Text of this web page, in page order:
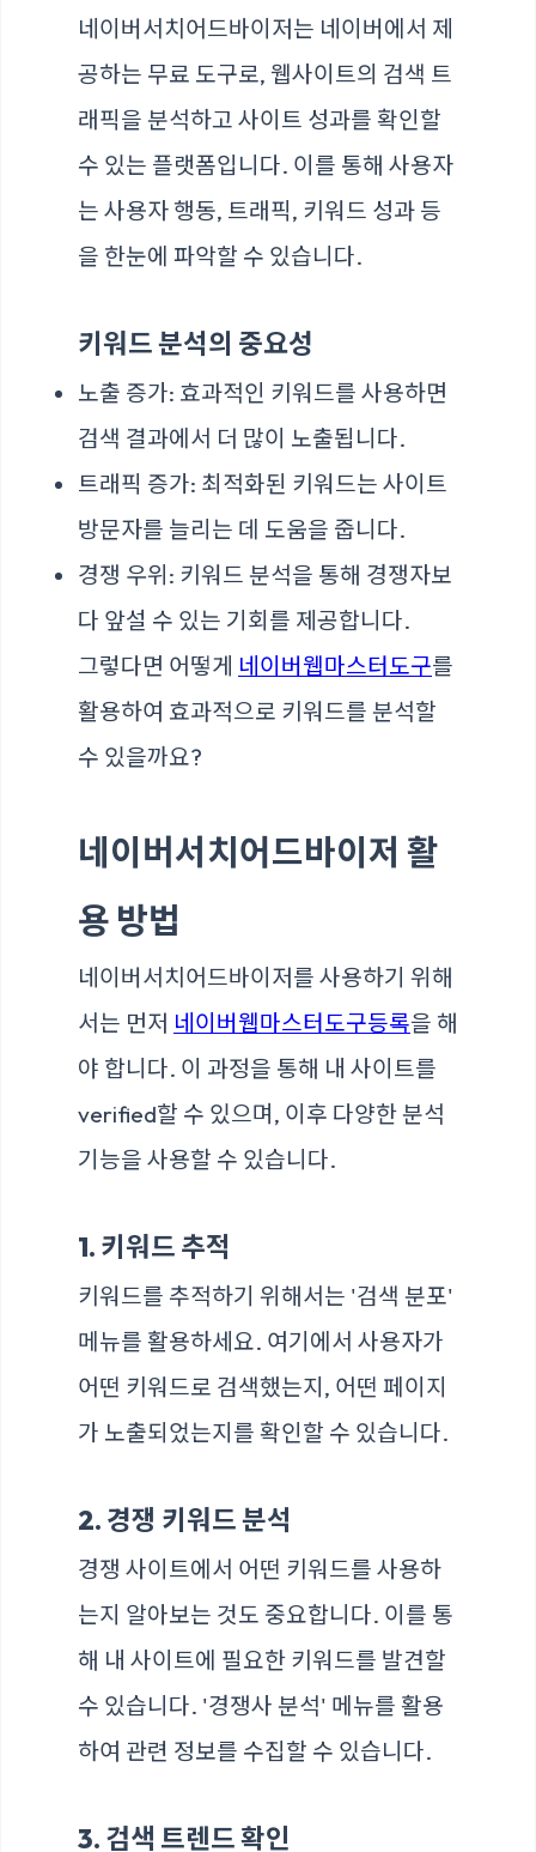
네이버서치어드바이저는 네이버에서 제
공하는 무료 도구로, 웹사이트의 검색 트
래픽을 분석하고 사이트 성과를 확인할
수 있는 플랫폼입니다. 이를 통해 사용자
는 사용자 행동, 트래픽, 키워드 성과 등
을 한눈에 파악할 수 있습니다.
키워드 분석의 중요성
노출 증가: 효과적인 키워드를 사용하면
검색 결과에서 더 많이 노출됩니다.
트래픽 증가: 최적화된 키워드는 사이트
방문자를 늘리는 데 도움을 줍니다.
경쟁 우위: 키워드 분석을 통해 경쟁자보
다 앞설 수 있는 기회를 제공합니다.
그렇다면 어떻게 네이버웹마스터도구를
활용하여 효과적으로 키워드를 분석할
수 있을까요?
네이버서치어드바이저 활
용 방법
네이버서치어드바이저를 사용하기 위해
서는 먼저 네이버웹마스터도구등록을 해
야 합니다. 이 과정을 통해 내 사이트를
verified할 수 있으며, 이후 다양한 분석
기능을 사용할 수 있습니다.
1. 키워드 추적
키워드를 추적하기 위해서는 '검색 분포'
메뉴를 활용하세요. 여기에서 사용자가
어떤 키워드로 검색했는지, 어떤 페이지
가 노출되었는지를 확인할 수 있습니다.
2. 경쟁 키워드 분석
경쟁 사이트에서 어떤 키워드를 사용하
는지 알아보는 것도 중요합니다. 이를 통
해 내 사이트에 필요한 키워드를 발견할
수 있습니다. '경쟁사 분석' 메뉴를 활용
하여 관련 정보를 수집할 수 있습니다.
3. 검색 트렌드 확인